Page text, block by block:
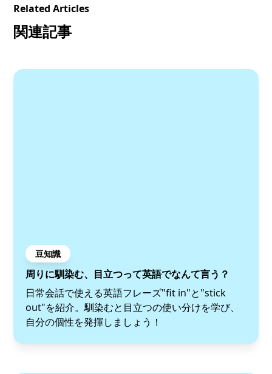
Related Articles
関連記事
豆知識
周りに馴染む、目立つって英語でなんて言う？
日常会話で使える英語フレーズ"fit in"と"stick
out"を紹介。馴染むと目立つの使い分けを学び、
自分の個性を発揮しましょう！